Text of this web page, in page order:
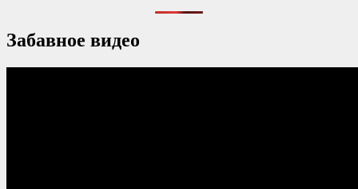
Забавное видео